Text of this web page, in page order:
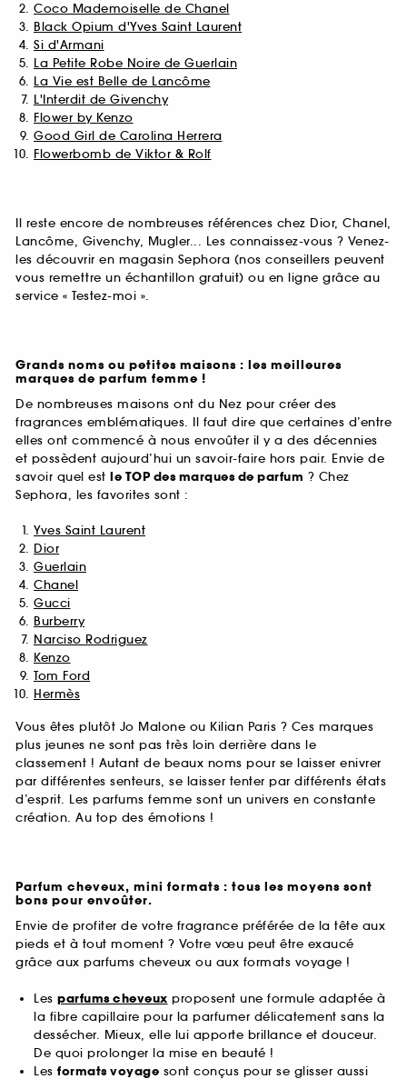
Coco Mademoiselle de Chanel
Black Opium d'Yves Saint Laurent
Si d'Armani
La Petite Robe Noire de Guerlain
La Vie est Belle de Lancôme
L'Interdit de Givenchy
Flower by Kenzo
Good Girl de Carolina Herrera
Flowerbomb de Viktor & Rolf
Il reste encore de nombreuses références chez Dior, Chanel,
Lancôme, Givenchy, Mugler... Les connaissez-vous ? Venez-
les découvrir en magasin Sephora (nos conseillers peuvent
vous remettre un échantillon gratuit) ou en ligne grâce au
service « Testez-moi ».
Grands noms ou petites maisons : les meilleures
marques de parfum femme !
De nombreuses maisons ont du Nez pour créer des
fragrances emblématiques. Il faut dire que certaines d’entre
elles ont commencé à nous envoûter il y a des décennies
et possèdent aujourd’hui un savoir-faire hors pair. Envie de
savoir quel est le TOP des marques de parfum ? Chez
Sephora, les favorites sont :
Yves Saint Laurent
Dior
Guerlain
Chanel
Gucci
Burberry
Narciso Rodriguez
Kenzo
Tom Ford
Hermès
Vous êtes plutôt Jo Malone ou Kilian Paris ? Ces marques
plus jeunes ne sont pas très loin derrière dans le
classement ! Autant de beaux noms pour se laisser enivrer
par différentes senteurs, se laisser tenter par différents états
d’esprit. Les parfums femme sont un univers en constante
création. Au top des émotions !
Parfum cheveux, mini formats : tous les moyens sont
bons pour envoûter.
Envie de profiter de votre fragrance préférée de la tête aux
pieds et à tout moment ? Votre vœu peut être exaucé
grâce aux parfums cheveux ou aux formats voyage !
Les parfums cheveux proposent une formule adaptée à
la fibre capillaire pour la parfumer délicatement sans la
dessécher. Mieux, elle lui apporte brillance et douceur.
De quoi prolonger la mise en beauté !
Les formats voyage sont conçus pour se glisser aussi